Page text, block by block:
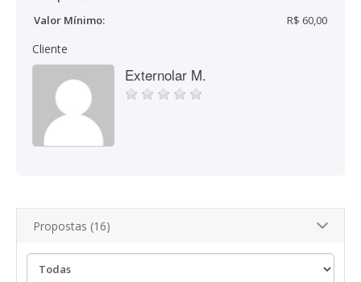
Valor Mínimo:
R$ 60,00
Cliente
Externolar M.
Propostas (16)